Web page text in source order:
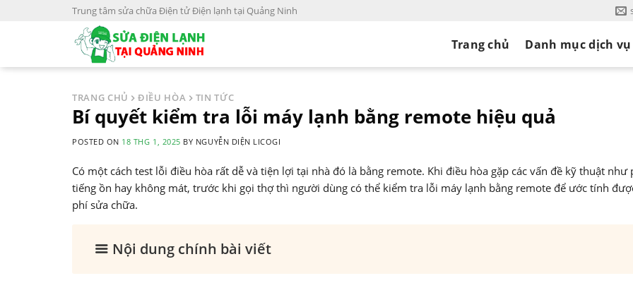
Trung tâm sửa chữa Điện tử Điện lạnh tại Quảng Ninh
Trang chủ Danh mục dịch vụ
TRANG CHỦ ĐIỀU HÒA TIN TỨC
Bí quyết kiểm tra lỗi máy lạnh bằng remote hiệu quả
POSTED ON 18 THG 1, 2025 BY NGUYỄN DIỆN LICOGI
Có một cách test lỗi điều hòa rất dễ và tiện lợi tại nhà đó là bằng remote. Khi điều hòa gặp các vấn đề kỹ thuật như
tiếng ồn hay không mát, trước khi gọi thợ thì người dùng có thể kiểm tra lỗi máy lạnh bằng remote để ước tính
phí sửa chữa.
Nội dung chính bài viết